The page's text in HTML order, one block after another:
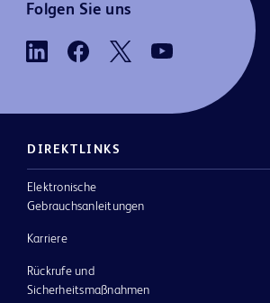
Folgen Sie uns
DIREKTLINKS
Elektronische
Gebrauchsanleitungen
Karriere
Rückrufe und
Sicherheitsmaßnahmen